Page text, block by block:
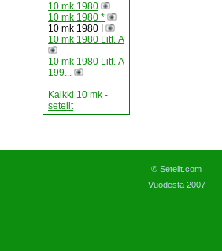
10 mk 1980
10 mk 1980 *
10 mk 1980 I
10 mk 1980 Litt. A
10 mk 1980 Litt. A
199...
Kaikki 10 mk -
setelit
© Setelit.com
Vuodesta 2007